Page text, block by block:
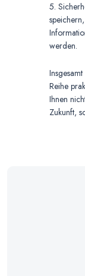
5.
werden.
Reihe
Ihnen
Zukunft,